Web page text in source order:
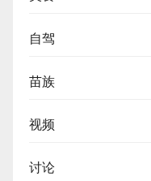
自驾
苗族
视频
讨论